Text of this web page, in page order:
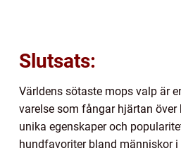
Slutsats:
Världens sötaste mops valp är
varelse som fångar hjärtan över
unika egenskaper och
hundfavoriter bland människor